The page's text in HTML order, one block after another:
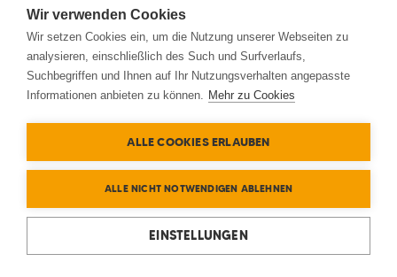
Wir verwenden Cookies
Wir setzen Cookies ein, um die Nutzung unserer Webseiten zu
analysieren, einschließlich des Such und Surfverlaufs,
Suchbegriffen und Ihnen auf Ihr Nutzungsverhalten angepasste
Informationen anbieten zu können. Mehr zu Cookies
ALLE COOKIES ERLAUBEN
ALLE NICHT NOTWENDIGEN ABLEHNEN
EINSTELLUNGEN